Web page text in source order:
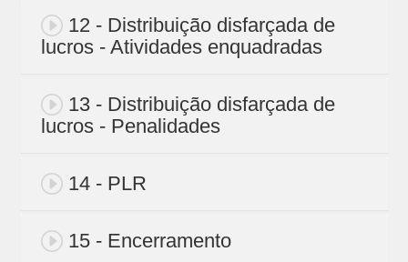
12 - Distribuição disfarçada de
lucros - Atividades enquadradas
13 - Distribuição disfarçada de
lucros - Penalidades
14 - PLR
15 - Encerramento